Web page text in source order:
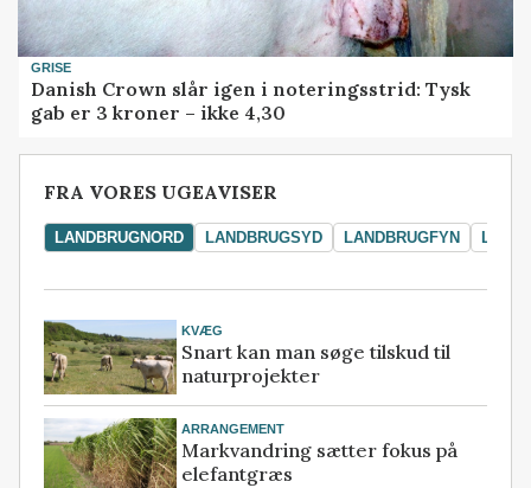
GRISE
Danish Crown slår igen i noteringsstrid: Tysk
gab er 3 kroner – ikke 4,30
FRA VORES UGEAVISER
LANDBRUGNORD LANDBRUGSYD LANDBRUGFYN
KVÆG
Snart kan man søge tilskud til
naturprojekter
ARRANGEMENT
Markvandring sætter fokus på
elefantgræs